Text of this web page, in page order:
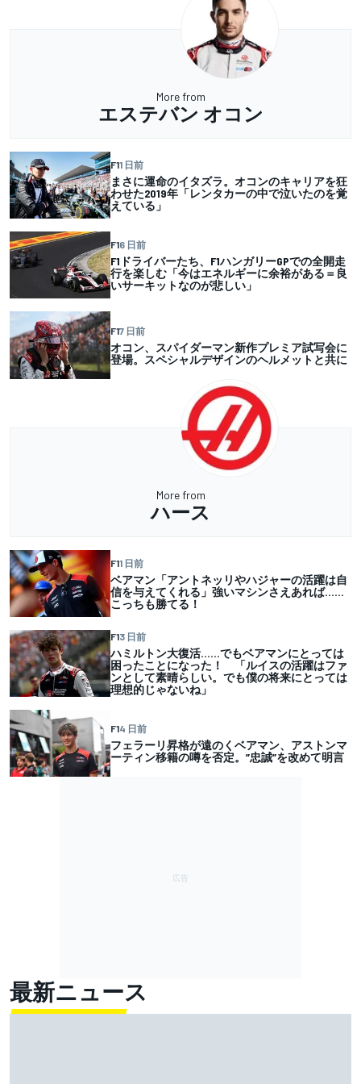
More from
エステバン オコン
F11 日前
まさに運命のイタズラ。オコンのキャリアを狂
わせた2019年「レンタカーの中で泣いたのを覚
えている」
F16 日前
F1ドライバーたち、F1ハンガリーGPでの全開走
行を楽しむ「今はエネルギーに余裕がある＝良
いサーキットなのが悲しい」
F17 日前
オコン、スパイダーマン新作プレミア試写会に
登場。スペシャルデザインのヘルメットと共に
More from
ハース
F11 日前
ベアマン「アントネッリやハジャーの活躍は自
信を与えてくれる」強いマシンさえあれば……
こっちも勝てる！
F13 日前
ハミルトン大復活……でもベアマンにとっては
困ったことになった！ 「ルイスの活躍はファ
ンとして素晴らしい。でも僕の将来にとっては
理想的じゃないね」
F14 日前
フェラーリ昇格が遠のくベアマン、アストンマ
ーティン移籍の噂を否定。”忠誠”を改めて明言
最新ニュース